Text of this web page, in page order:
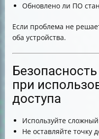
Обновлено ли ПО
Если проблема не
оба устройства.
при
доступа
Используйте
Не оставляйте точку